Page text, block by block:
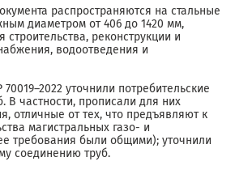
распространяются на стальные
диаметром от 406 до 1420 мм,
реконструкции и
водоотведения и
уточнили потребительские
В частности, прописали для них
отличные от тех, что предъявляют к
магистральных газо- и
требования были общими); уточнили
соединению труб.